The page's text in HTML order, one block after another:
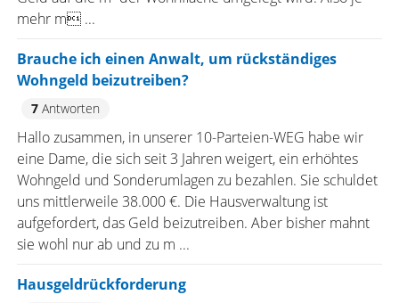
mehr m ...
Brauche ich einen Anwalt, um rückständiges
Wohngeld beizutreiben?
7Antworten
Hallo zusammen, in unserer 10-Parteien-WEG habe wir
eine Dame, die sich seit 3 Jahren weigert, ein erhöhtes
Wohngeld und Sonderumlagen zu bezahlen. Sie schuldet
uns mittlerweile 38.000 €. Die Hausverwaltung ist
aufgefordert, das Geld beizutreiben. Aber bisher mahnt
sie wohl nur ab und zu m ...
Hausgeldrückforderung